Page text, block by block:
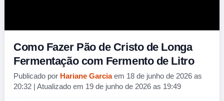
Como Fazer Pão de Cristo de Longa
Fermentação com Fermento de Litro
Publicado por Hariane Garciaem 18 de junho de 2026 as
20:32 | Atualizado em 19 de junho de 2026 as 19:49